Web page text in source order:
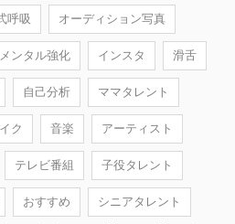
呼吸 オーディション写真
メンタル強化 インスタ 滑舌
自己分析 ママタレント
ク 音楽 アーティスト
テレビ番組 子役タレント
おすすめ シニアタレント